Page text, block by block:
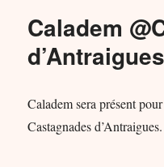
Caladem
d’Antraigues
Caladem sera présent
Castagnades